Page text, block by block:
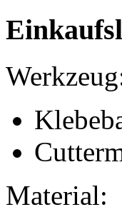
Material: